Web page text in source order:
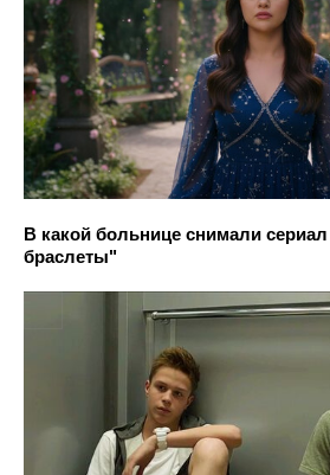
В какой больнице снимали
браслеты"